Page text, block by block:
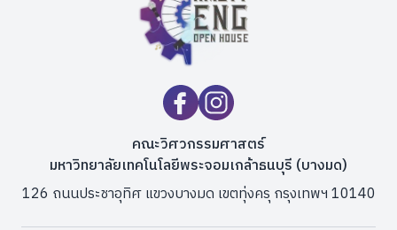
คณะวิศวกรรมศาสตร์
มหาวิทยาลัยเทคโนโลยีพระจอมเกล้าธนบุรี (บางมด)
126 ถนนประชาอุทิศ แขวงบางมด เขตทุ่งครุ กรุงเทพฯ 10140